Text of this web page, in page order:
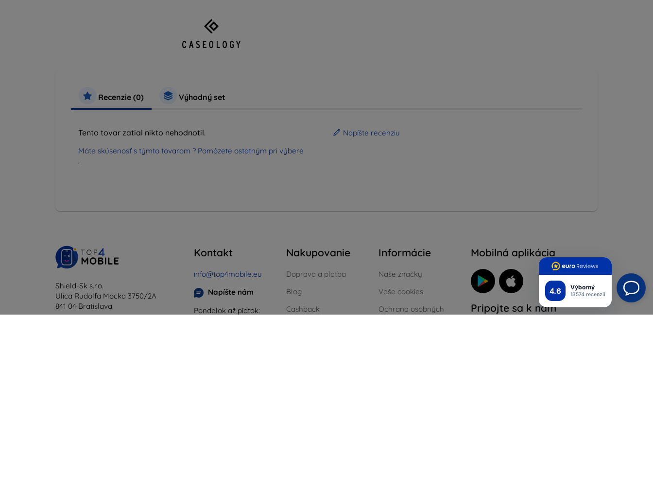
4.6 Výborný
13574 recenzií
Recenzie (0) Výhodný set
Tento tovar zatial nikto nehodnotil.
Máte skúsenosť s týmto tovarom ? Pomôzete ostatným pri výbere
.
Napíšte recenziu
Shield-Sk s.r.o.
Ulica Rudolfa Mocka 3750/2A
841 04 Bratislava
Kontakt
info@top4mobile.eu
Napíšte nám
Pondelok až piatok:
Nakupovanie
Doprava a platba
Blog
Cashback
Informácie
Naše značky
Vaše cookies
Ochrana osobných
Mobilná aplikácia
Pripojte sa k nám